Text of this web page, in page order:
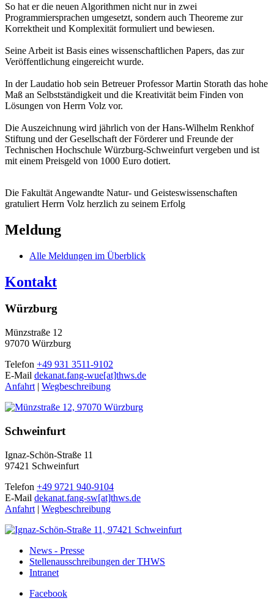
So hat er die neuen Algorithmen nicht nur in zwei
Programmiersprachen umgesetzt, sondern auch Theoreme zur
Korrektheit und Komplexität formuliert und bewiesen.
Seine Arbeit ist Basis eines wissenschaftlichen Papers, das zur
Veröffentlichung eingereicht wurde.
In der Laudatio hob sein Betreuer Professor Martin Storath das hohe
Maß an Selbstständigkeit und die Kreativität beim Finden von
Lösungen von Herrn Volz vor.
Die Auszeichnung wird jährlich von der Hans-Wilhelm Renkhof
Stiftung und der Gesellschaft der Förderer und Freunde der
Technischen Hochschule Würzburg-Schweinfurt vergeben und ist
mit einem Preisgeld von 1000 Euro dotiert.
Die Fakultät Angewandte Natur- und Geisteswissenschaften
gratuliert Herrn Volz herzlich zu seinem Erfolg
Meldung
Alle Meldungen im Überblick
Kontakt
Würzburg
Münzstraße 12
97070 Würzburg
Telefon +49 931 3511-9102
E-Mail dekanat.fang-wue[at]thws.de
Anfahrt | Wegbeschreibung
Schweinfurt
Ignaz-Schön-Straße 11
97421 Schweinfurt
Telefon +49 9721 940-9104
E-Mail dekanat.fang-sw[at]thws.de
Anfahrt | Wegbeschreibung
News - Presse
Stellenausschreibungen der THWS
Intranet
Facebook